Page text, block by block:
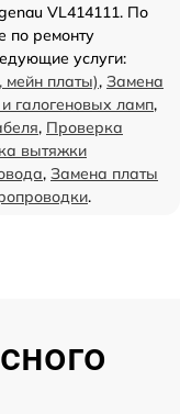
VL414111. По
по ремонту
услуги:
мейн платы), Замена
галогеновых ламп,
, Проверка
вытяжки
, Замена платы
.